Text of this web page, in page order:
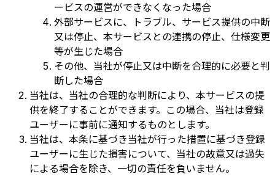
ービスの運営ができなくなった場合
外部サービスに、トラブル、サービス提供の中断
又は停止、本サービスとの連携の停止、仕様変更
等が生じた場合
その他、当社が停止又は中断を合理的に必要と判
断した場合
当社は、当社の合理的な判断により、本サービスの提
供を終了することができます。この場合、当社は登録
ユーザーに事前に通知するものとします。
当社は、本条に基づき当社が行った措置に基づき登録
ユーザーに生じた損害について、当社の故意又は過失
による場合を除き、一切の責任を負いません。